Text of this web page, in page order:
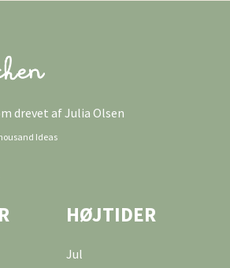
drevet af Julia Olsen
Ideas
HØJTIDER
Jul